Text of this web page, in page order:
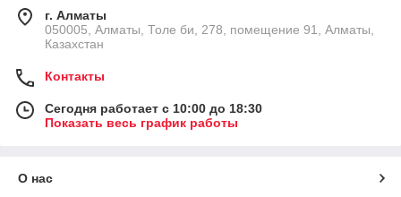
г. Алматы
050005, Алматы, Толе би, 278, помещение 91, Алматы,
Казахстан
Контакты
Сегодня работает с 10:00 до 18:30
Показать весь график работы
О нас